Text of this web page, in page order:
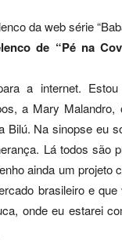
da web série
de “Pé na
a internet.
a Mary
Bilú. Na sinopse eu
Lá todos são
ainda um
brasileiro e
onde eu estarei